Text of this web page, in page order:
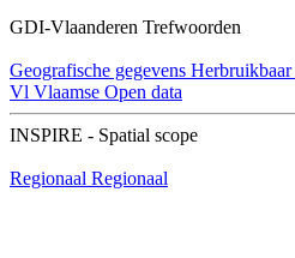
GDI-Vlaanderen Trefwoorden
Geografische gegevens Herbruikbaar
Vl Vlaamse Open data
INSPIRE - Spatial scope
Regionaal Regionaal